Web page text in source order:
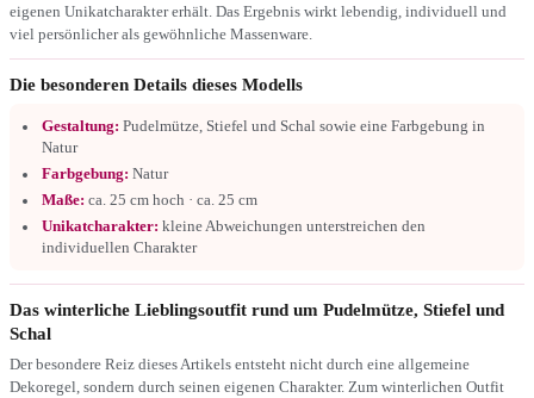
eigenen Unikatcharakter erhält. Das Ergebnis wirkt lebendig, individuell und
viel persönlicher als gewöhnliche Massenware.
Die besonderen Details dieses Modells
Gestaltung: Pudelmütze, Stiefel und Schal sowie eine Farbgebung in
Natur
Farbgebung: Natur
Maße: ca. 25 cm hoch · ca. 25 cm
Unikatcharakter: kleine Abweichungen unterstreichen den
individuellen Charakter
Das winterliche Lieblingsoutfit rund um Pudelmütze, Stiefel und
Schal
Der besondere Reiz dieses Artikels entsteht nicht durch eine allgemeine
Dekoregel, sondern durch seinen eigenen Charakter. Zum winterlichen Outfit